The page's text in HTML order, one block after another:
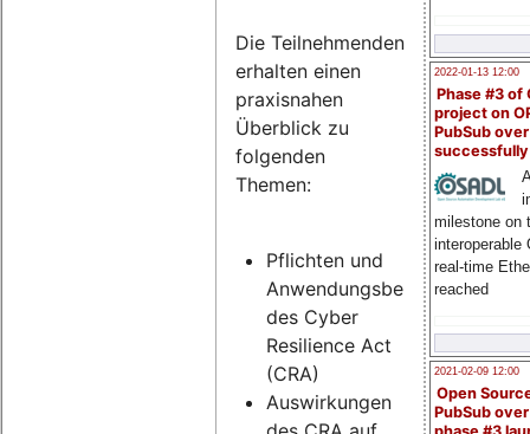
2022-01-13 12:00
Phase #3 of
project on
PubSub over
milestone on
interoperable
real-time
reached
2021-02-09 12:00
Open
PubSub
Die Teilnehmenden
erhalten einen
praxisnahen
Überblick zu
folgenden
Themen:
Pflichten und
Anwendungsbereich
des Cyber
Resilience Act
(CRA)
Auswirkungen